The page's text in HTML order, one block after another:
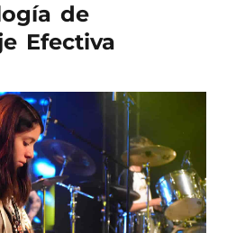
de
Efectiva